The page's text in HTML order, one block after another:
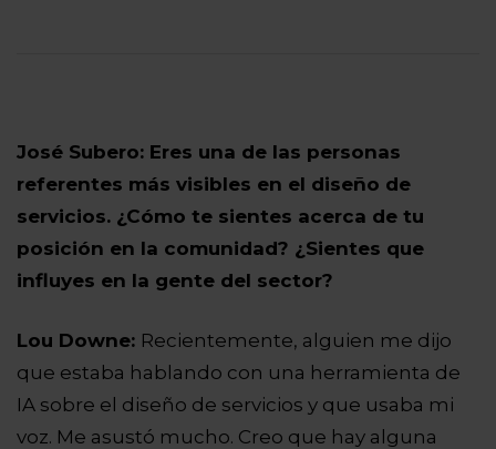
José Subero: Eres una de las personas
referentes más visibles en el diseño de
servicios. ¿Cómo te sientes acerca de tu
posición en la comunidad? ¿Sientes que
influyes en la gente del sector?
Lou Downe: Recientemente, alguien me dijo
que estaba hablando con una herramienta de
IA sobre el diseño de servicios y que usaba mi
voz. Me asustó mucho. Creo que hay alguna